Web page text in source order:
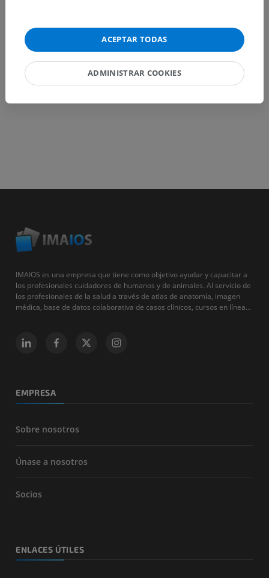
DESCARGAR LA APLICACIÓN
IMAIOS es una empresa que tiene como objetivo ayudar y capacitar a
los profesionales cuidadores de humanos y de animales. Al servicio de
los profesionales de la salud a través de atlas de anatomía, imagen
médica, base de datos colaborativa de casos clínicos, cursos en línea...
EMPRESA
Sobre nosotros
Únase a nosotros
Socios
ENLACES ÚTILES
ACEPTAR TODAS
ADMINISTRAR COOKIES